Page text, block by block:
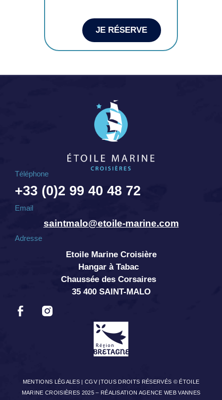
JE RÉSERVE
Téléphone
+33 (0)2 99 40 48 72
Email
saintmalo@etoile-marine.com
Adresse
Etoile Marine Croisière
Hangar à Tabac
Chaussée des Corsaires
35 400 SAINT-MALO
MENTIONS LÉGALES |CGV |TOUS DROITS RÉSERVÉS © ÉTOILE
MARINE CROISIÈRES 2025 – RÉALISATION AGENCE WEB VANNES